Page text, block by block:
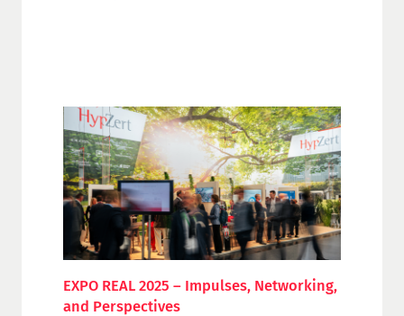
EXPO REAL 2025 – Impulses, Networking,
and Perspectives